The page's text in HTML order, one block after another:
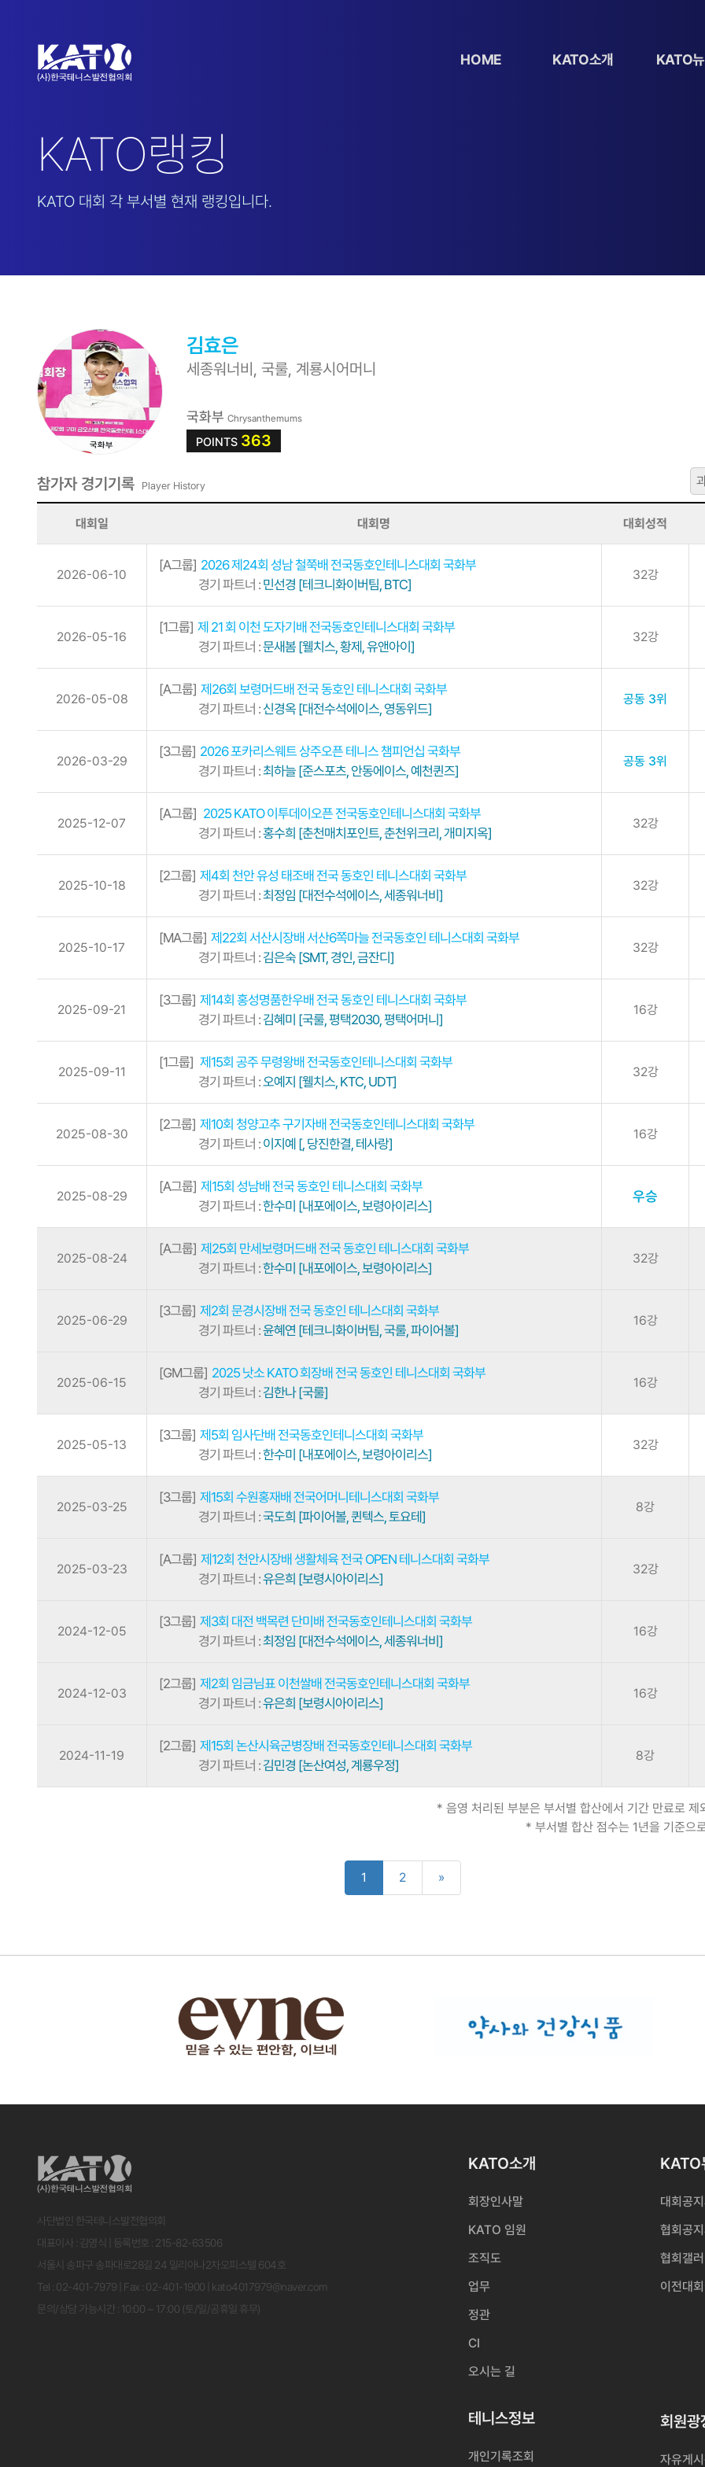
HOME KATO소개 KATO
KATO랭킹
KATO 대회 각 부서별 현재 랭킹입니다.
김효은
세종워너비, 국룰, 계룡시어머니
국화부 Chrysanthemums
POINTS 363
참가자 경기기록 Player History
대회일 대회명 대회성적
2026-06-10
[A그룹] 2026 제24회 성남 철쭉배 전국동호인테니스대회 국화부
경기 파트너 : 민선경 [테크니화이버팀, BTC]
32강
2026-05-16
[1그룹] 제 21 회 이천 도자기배 전국동호인테니스대회 국화부
경기 파트너 :문새봄 [웰치스, 황제, 유앤아이]
32강
2026-05-08
[A그룹] 제26회 보령머드배 전국 동호인 테니스대회 국화부
경기 파트너 : 신경옥 [대전수석에이스, 영동위드]
공동 3위
2026-03-29
[3그룹] 2026 포카리스웨트 상주오픈 테니스 챔피언십 국화부
경기 파트너 :최하늘 [준스포츠, 안동에이스, 예천퀸즈]
공동 3위
2025-12-07
[A그룹] 2025 KATO 이투데이오픈 전국동호인테니스대회 국화부
경기 파트너 :홍수희 [춘천매치포인트, 춘천위크리, 개미지옥]
32강
2025-10-18
[2그룹] 제4회 천안 유성 태조배 전국 동호인 테니스대회 국화부
경기 파트너 :최정임 [대전수석에이스, 세종워너비]
32강
2025-10-17
[MA그룹] 제22회 서산시장배 서산6쪽마늘 전국동호인 테니스대회 국화부
경기 파트너 : 김은숙 [SMT, 경인, 금잔디]
32강
2025-09-21
[3그룹] 제14회 홍성명품한우배 전국 동호인 테니스대회 국화부
경기 파트너 : 김혜미 [국룰, 평택2030, 평택어머니]
16강
2025-09-11
[1그룹] 제15회 공주 무령왕배 전국동호인테니스대회 국화부
경기 파트너 :오예지 [웰치스, KTC, UDT]
32강
2025-08-30
[2그룹] 제10회 청양고추 구기자배 전국동호인테니스대회 국화부
경기 파트너 : 이지예 [, 당진한결, 테사랑]
16강
2025-08-29
[A그룹] 제15회 성남배 전국 동호인 테니스대회 국화부
경기 파트너 :한수미 [내포에이스, 보령아이리스]
우승
2025-08-24
[A그룹] 제25회 만세보령머드배 전국 동호인 테니스대회 국화부
경기 파트너 :한수미 [내포에이스, 보령아이리스]
32강
2025-06-29
[3그룹] 제2회 문경시장배 전국 동호인 테니스대회 국화부
경기 파트너 :윤혜연 [테크니화이버팀, 국룰, 파이어볼]
16강
2025-06-15
[GM그룹] 2025 낫소 KATO 회장배 전국 동호인 테니스대회 국화부
경기 파트너 : 김한나 [국룰]
16강
2025-05-13
[3그룹] 제5회 임사단배 전국동호인테니스대회 국화부
경기 파트너 :한수미 [내포에이스, 보령아이리스]
32강
2025-03-25
[3그룹] 제15회 수원홍재배 전국어머니테니스대회 국화부
경기 파트너 :국도희 [파이어볼, 퀸텍스, 토요테]
8강
2025-03-23
[A그룹] 제12회 천안시장배 생활체육 전국 OPEN 테니스대회 국화부
경기 파트너 :유은희 [보령시아이리스]
32강
2024-12-05
[3그룹] 제3회 대전 백목련 단미배 전국동호인테니스대회 국화부
경기 파트너 :최정임 [대전수석에이스, 세종워너비]
16강
2024-12-03
[2그룹] 제2회 임금님표 이천쌀배 전국동호인테니스대회 국화부
경기 파트너 :유은희 [보령시아이리스]
16강
2024-11-19
[2그룹] 제15회 논산시육군병장배 전국동호인테니스대회 국화부
경기 파트너 : 김민경 [논산여성, 계룡우정]
8강
* 음영 처리된 부분은 부서별 합산에서 기간 만료로 제
* 부서별 합산 점수는 1년을 기준으
1 2 »
사단법인 한국테니스발전협의회
대표이사 : 김영식 | 등록번호 : 215-82-63506
서울시 송파구 송파대로28길 24 밀리아나2차오피스텔 604호
Tel : 02-401-7979 | Fax : 02-401-1900 | kato4017979@naver.com
문의/상담 가능시간 : 10:00 ~ 17:00 (토/일/공휴일 휴무)
KATO소개
회장인사말
KATO 임원
조직도
업무
정관
CI
오시는 길
테니스정보
개인기록조회
KATO
대회공
협회공
협회갤
이전대
회원광
자유게